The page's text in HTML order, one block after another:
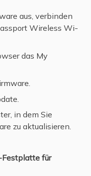
aus, verbinden
Wireless Wi-
das My
in dem Sie
zu aktualisieren.
für